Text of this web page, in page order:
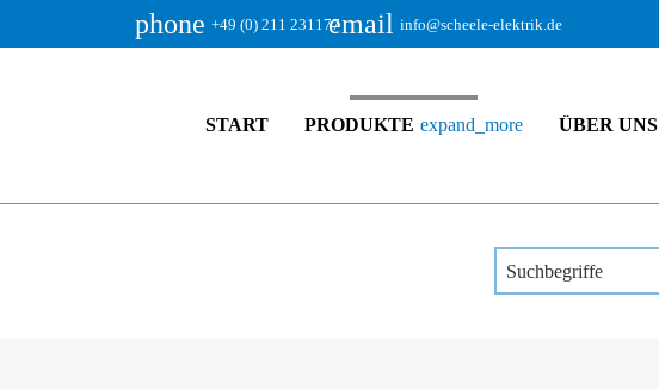
phone +49 (0) 211 231177email info@scheele-elektrik.de
START PRODUKTE expand_more ÜBER UNS
Suchbegriffe